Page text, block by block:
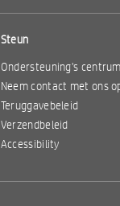
Steun
Ondersteuning's centrum
Neem contact met ons
Teruggavebeleid
Verzendbeleid
Accessibility